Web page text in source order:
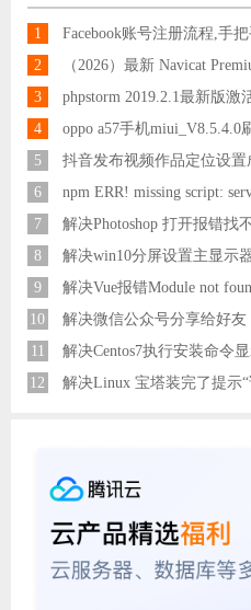
1
Facebook账号注册流程,手
2
（2026）最新 Navicat
3
phpstorm 2019.2.1最新版
4
oppo a57手机miui_V8.5.4.0
5
抖音发布视频作品定位设
6
npm ERR! missing script:
7
解决Photoshop 打开报错找
8
解决win10分屏设置主显示
9
10
11
解决Centos7执行安装命令
12
解决Linux 宝塔装完了提示